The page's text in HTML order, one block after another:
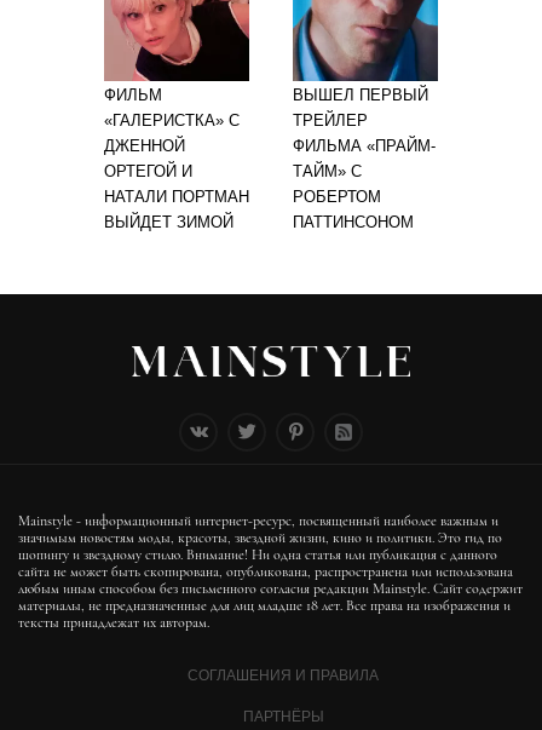
ФИЛЬМ
«ГАЛЕРИСТКА» С
ДЖЕННОЙ
ОРТЕГОЙ И
НАТАЛИ ПОРТМАН
ВЫЙДЕТ ЗИМОЙ
ВЫШЕЛ ПЕРВЫЙ
ТРЕЙЛЕР
ФИЛЬМА «ПРАЙМ-
ТАЙМ» С
РОБЕРТОМ
ПАТТИНСОНОМ
Mainstyle - информационный интернет-ресурс, посвященный наиболее важным и
значимым новостям моды, красоты, звездной жизни, кино и политики. Это гид по
шопингу и звездному стилю. Внимание! Ни одна статья или публикация с данного
сайта не может быть скопирована, опубликована, распространена или использована
любым иным способом без письменного согласия редакции Mainstyle. Сайт содержит
материалы, не предназначенные для лиц младше 18 лет. Все права на изображения и
тексты принадлежат их авторам.
СОГЛАШЕНИЯ И ПРАВИЛА
ПАРТНЁРЫ